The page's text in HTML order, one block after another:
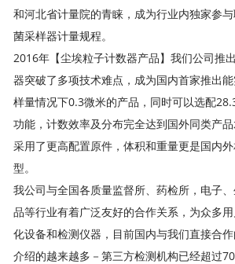
和河北省计量院的青睐，成为行业内独家参
菌采样器计量规程。
2016年【尘埃粒子计数器产品】我们公司推
器突破了多项技术难点，成为国内首家推出
样量情况下0.3微米的产品，同时可以选配
功能，计数效率及分布完全达到国外同类产
采用了更高配置原件，体积和重量更是国内
型。
我公司与全国各质量监督所、药检所，电子
品等行业有着广泛友好的合作关系，为众多
化设备和检测仪器，目前国内与我们直接合
介绍的越来越多－第三方检测机构已经超过